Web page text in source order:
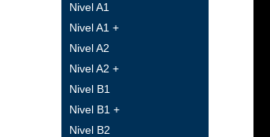
Nivel A1
Nivel A1 +
Nivel A2
Nivel A2 +
Nivel B1
Nivel B1 +
Nivel B2